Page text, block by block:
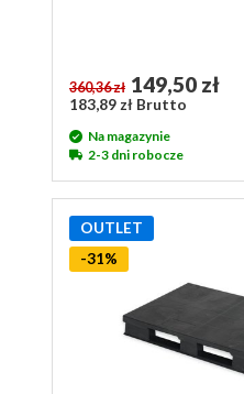
360,36 zł 149,50 zł
183,89 zł Brutto
Na magazynie
2-3 dni robocze
OUTLET
-31%